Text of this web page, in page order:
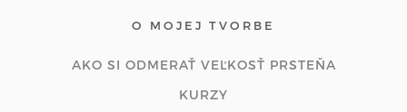
O MOJEJ TVORBE
AKO SI ODMERAŤ VEĽKOSŤ PRSTEŇA
KURZY